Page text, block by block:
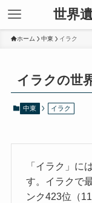
世界
ホーム 中東 イラク
イラクの世
中東 イラク
「イラク」に
す。イラクで
ンク423位（